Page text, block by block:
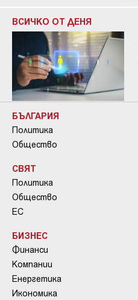
ВСИЧКО ОТ ДЕНЯ
БЪЛГАРИЯ
Политика
Общество
СВЯТ
Политика
Общество
ЕС
БИЗНЕС
Финанси
Компании
Енергетика
Икономика